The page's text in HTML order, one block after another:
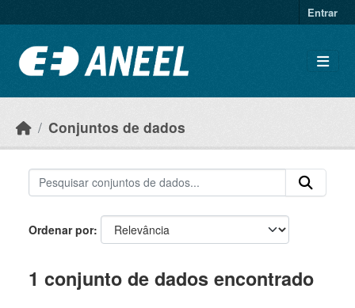
Entrar
Conjuntos de dados
Ordenar por
1 conjunto de dados encontrado